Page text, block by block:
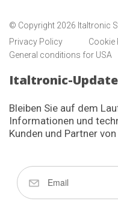
© Copyright 2026 Italtronic
Privacy Policy
Cookie
General conditions for USA
Italtronic-
Bleiben Sie auf dem
Informationen und
Kunden und Partner